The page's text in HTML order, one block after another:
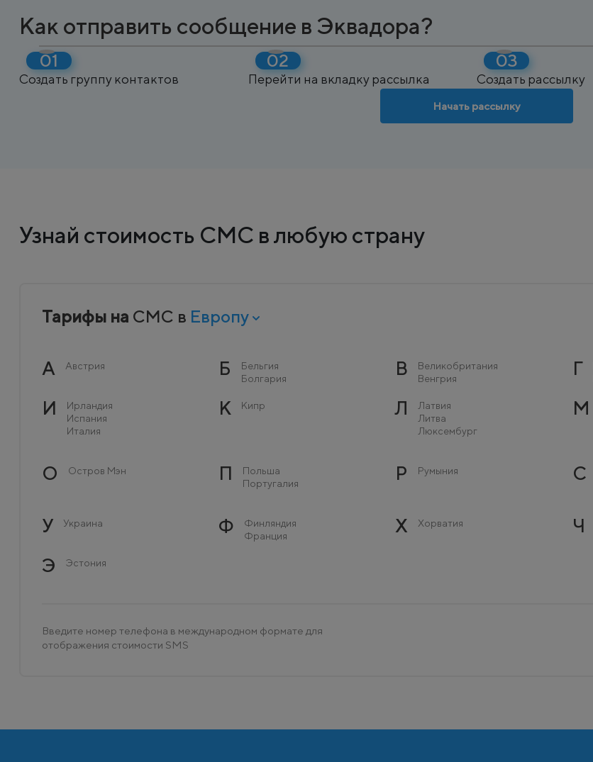
Как отправить сообщение в Эквадора?
Создать группу контактов Перейти на вкладку рассылка Создать рассылку
Начать рассылку
Узнай стоимость СМС в любую страну
Тарифы на СМС в Европу
А Австрия Б
Бельгия
Болгария
В
Великобритания
Венгрия
Г
И
Ирландия
Испания
Италия
К Кипр Л
Латвия
Литва
Люксембург
М
О Остров Мэн П
Польша
Португалия
Р Румыния С
У Украина Ф
Финляндия
Франция
Х Хорватия Ч
Э Эстония
Введите номер телефона в международном формате для
отображения стоимости SMS